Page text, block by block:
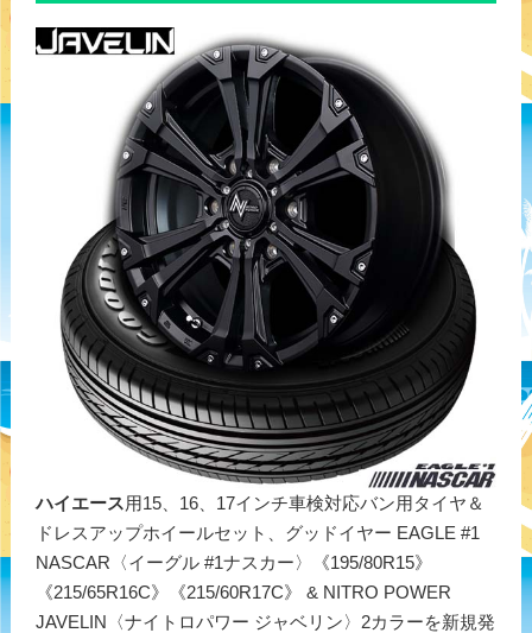
ハイエース用15、16、17インチ車検対応バン用タイヤ＆
ドレスアップホイールセット、グッドイヤー EAGLE #1
NASCAR〈イーグル #1ナスカー〉《195/80R15》
《215/65R16C》《215/60R17C》 & NITRO POWER
JAVELIN〈ナイトロパワー ジャベリン〉2カラーを新規発